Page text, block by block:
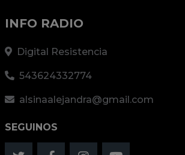
INFO RADIO
Digital Resistencia
543624332774
alsinaalejandra@gmail.com
SEGUINOS